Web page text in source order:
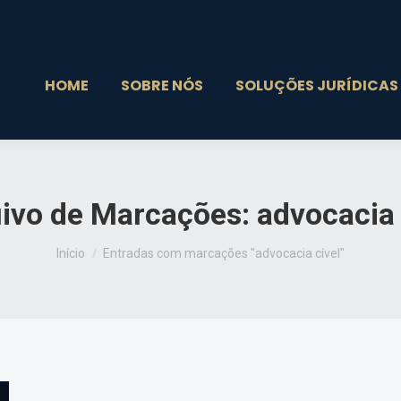
HOME SOBRE NÓS SOLUÇÕES JURÍDICAS
de Marcações:
Você está aqui:
Início Entradas com marcações "advocacia cível"